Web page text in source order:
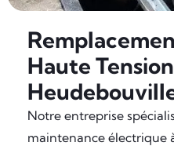
Haute
Notre entreprise
maintenance électrique